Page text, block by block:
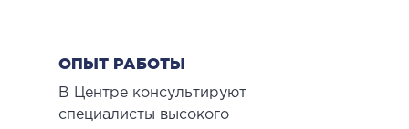
И ЭФФЕРЕНТНАЯ
ОПЫТ РАБОТЫ
В Центре консультируют
специалисты высокого